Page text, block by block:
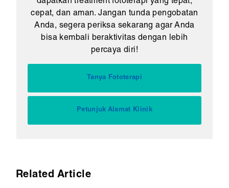
dapatkan treatment fototerapi yang tepat,
cepat, dan aman. Jangan tunda pengobatan
Anda, segera periksa sekarang agar Anda
bisa kembali beraktivitas dengan lebih
percaya diri!
Tanya Fototerapi
Petunjuk Alamat Klinik
Related Article